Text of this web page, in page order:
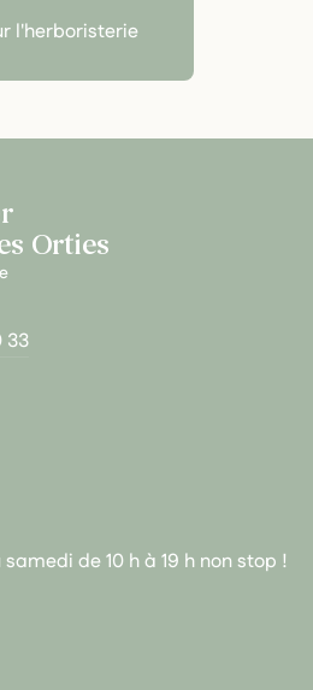
l'herboristerie
Orties
33
de 10 h à 19 h non stop !